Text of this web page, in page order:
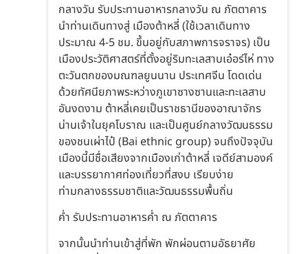
กลางวัน รับประทานอาหารกลางวัน ณ ภัตตาคาร
นำท่านเดินทางสู่ เมืองต้าหลี่ (ใช้เวลาเดินทาง
ประมาณ 4-5 ชม. ขึ้นอยู่กับสภาพการจราจร) เป็น
เมืองประวัติศาสตร์ที่ตั้งอยู่ริมทะเลสาบเอ๋อร์ไห่ ทาง
ตะวันตกของมณฑลยูนนาน ประเทศจีน โดดเด่น
ด้วยทัศนียภาพระหว่างภูเขาซางซานและทะเลสาบ
อันงดงาม ต้าหลี่เคยเป็นราชธานีของอาณาจักร
น่านเจ้าในยุคโบราณ และเป็นศูนย์กลางวัฒนธรรม
ของชนเผ่าไป๋ (Bai ethnic group) จนถึงปัจจุบัน
เมืองนี้มีชื่อเสียงจากเมืองเก่าต้าหลี่ เจดีย์สามองค์
และบรรยากาศท่องเที่ยวที่สงบ เรียบง่าย
ท่ามกลางธรรมชาติและวัฒนธรรมพื้นถิ่น
ค่ำ รับประทานอาหารค่ำ ณ ภัตตาคาร
จากนั้นนำท่านเข้าสู่ที่พัก พักผ่อนตามอัธยาศัย